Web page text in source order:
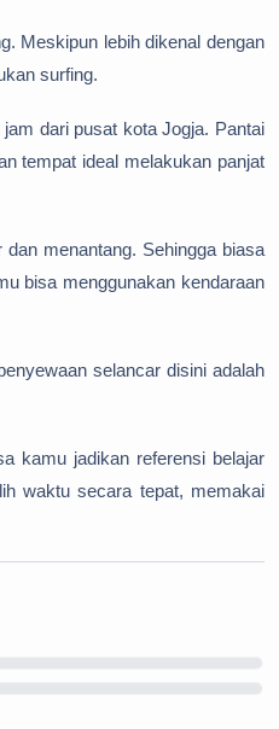
Meskipun lebih dikenal dengan
surfing.
dari pusat kota Jogja. Pantai
tempat ideal melakukan panjat
menantang. Sehingga biasa
bisa menggunakan kendaraan
selancar disini adalah
kamu jadikan referensi belajar
waktu secara tepat, memakai